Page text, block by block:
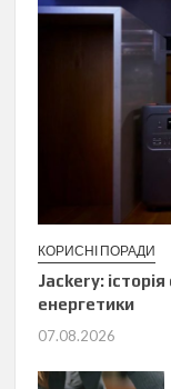
КОРИСНІ ПОРАДИ
Jackery:
енергетики
07.08.2026